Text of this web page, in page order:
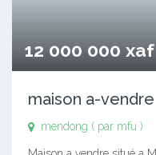
12 000 000 xaf
maison a-vendre
mendong ( par mfu )